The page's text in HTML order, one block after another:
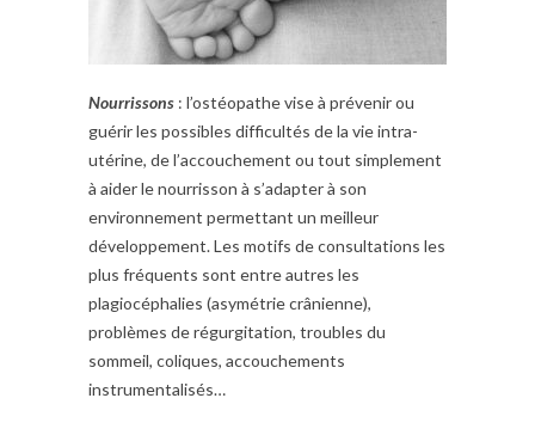
Nourrissons : l’ostéopathe vise à prévenir ou
guérir les possibles difficultés de la vie intra-
utérine, de l’accouchement ou tout simplement
à aider le nourrisson à s’adapter à son
environnement permettant un meilleur
développement. Les motifs de consultations les
plus fréquents sont entre autres les
plagiocéphalies (asymétrie crânienne),
problèmes de régurgitation, troubles du
sommeil, coliques, accouchements
instrumentalisés…